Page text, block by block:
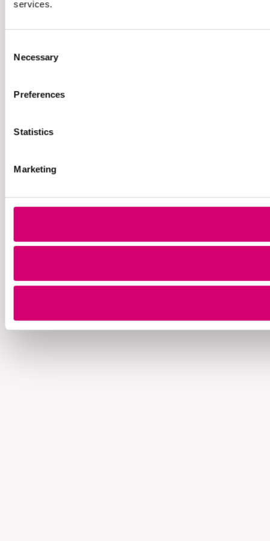
services.
Selection
Necessary
Preferences
Statistics
Marketing